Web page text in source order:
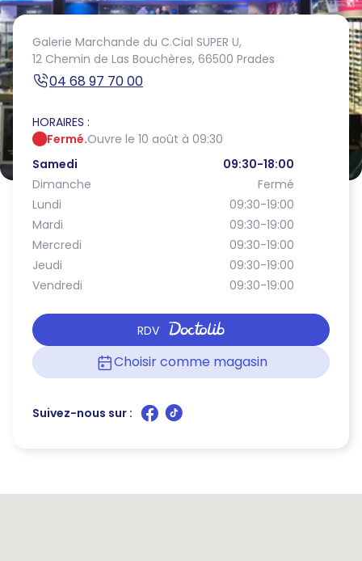
Galerie Marchande du C.Cial SUPER U,
12 Chemin de Las Bouchères, 66500 Prades
04 68 97 70 00
HORAIRES :
Fermé.Ouvre le 10 août à 09:30
Samedi
09:30-18:00
Dimanche
Fermé
Lundi
09:30-19:00
Mardi
09:30-19:00
Mercredi
09:30-19:00
Jeudi
09:30-19:00
Vendredi
09:30-19:00
RDV
Choisir comme magasin
Suivez-nous sur :